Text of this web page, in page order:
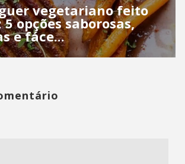
vegetariano feito
5 opções saborosas,
e fáce...